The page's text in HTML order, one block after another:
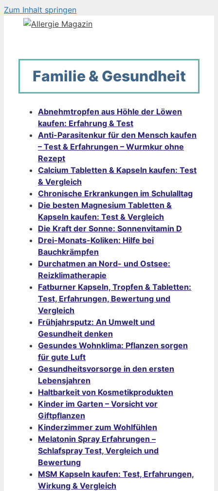
Zum Inhalt springen
Familie & Gesundheit
Abnehmtropfen aus Höhle der Löwen
kaufen: Erfahrung & Test
Anti-Parasitenkur für den Mensch kaufen
– Test & Erfahrungen – Wurmkur ohne
Rezept
Calcium Tabletten & Kapseln kaufen: Test
& Vergleich
Chronische Erkrankungen im Schulalltag
Die besten Magnesium Tabletten &
Kapseln kaufen: Test & Vergleich
Die Kraft der Sonne: Sonnenvitamin D
Drei-Monats-Koliken: Hilfe bei
Bauchkrämpfen
Durchatmen an Nord- und Ostsee:
Reizklimatherapie
Fatburner Kapseln, Tropfen & Tabletten:
Test, Erfahrungen, Bewertung und
Vergleich
Frühjahrsputz: An Umwelt und
Gesundheit denken
Gesundes Wohnklima: Pflanzen sorgen
für gute Luft
Gesundheitsvorsorge in den ersten
Lebensjahren
Haltbarkeit von Kosmetikprodukten
Kinder im Garten – Vorsicht vor
Giftpflanzen
Kinderzimmer zum Wohlfühlen
Melatonin Spray Erfahrungen –
Schlafspray Test, Vergleich und
Bewertung
MSM Kapseln kaufen: Test, Erfahrungen,
Wirkung & Vergleich